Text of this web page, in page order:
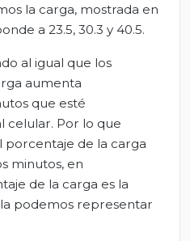
la carga, mostrada en
a 23.5, 30.3 y 40.5.
al igual que los
aumenta
que esté
celular. Por lo que
de la carga
minutos, en
de la carga es la
podemos representar